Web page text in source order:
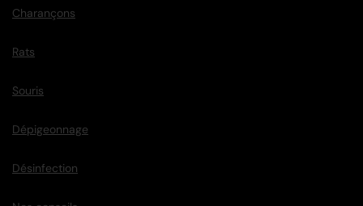
Charançons
Rats
Souris
Dépigeonnage
Désinfection